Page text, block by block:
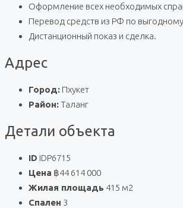
Оформление всех необходимых
Перевод средств из РФ по выгодному
Дистанционный показ и сделка.
Адрес
Город: Пхукет
Район:Таланг
Детали объекта
ID IDP6715
Цена ฿44 614 000
Жилая площадь 415 м2
Спален 3